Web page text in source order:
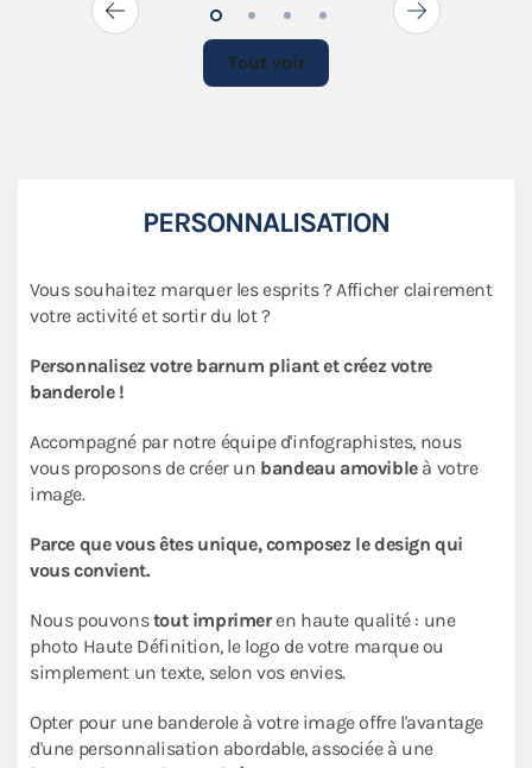
Tout voir
PERSONNALISATION
Vous souhaitez marquer les esprits ? Afficher clairement
votre activité et sortir du lot ?
Personnalisez votre barnum pliant et créez votre
banderole !
Accompagné par notre équipe d'infographistes, nous
vous proposons de créer un bandeau amovibleà votre
image.
Parce que vous êtes unique, composez le design qui
vous convient.
Nous pouvonstout imprimeren haute qualité : une
photo Haute Définition, le logo de votre marque ou
simplement un texte, selon vos envies.
Opter pour une banderole à votre image offre l'avantage
d'une personnalisation abordable, associée à une